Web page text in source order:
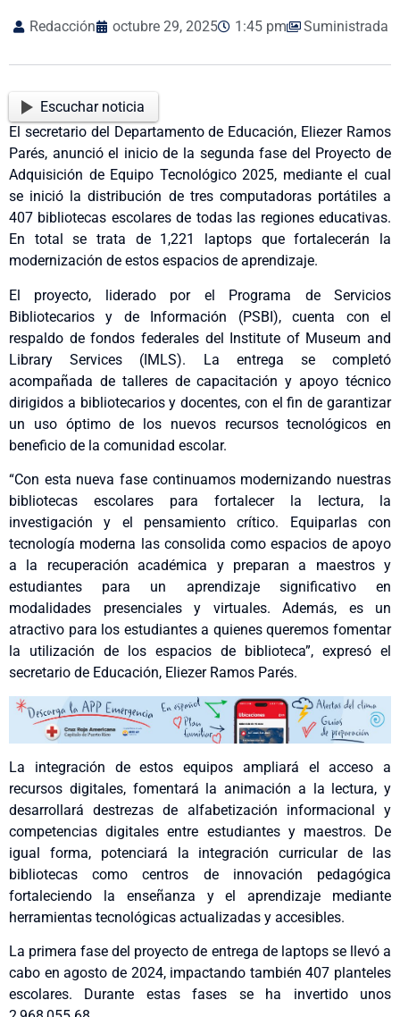
Redacción octubre 29, 2025 1:45 pm Suministrada
Escuchar noticia
El secretario del Departamento de Educación, Eliezer Ramos
Parés, anunció el inicio de la segunda fase del Proyecto de
Adquisición de Equipo Tecnológico 2025, mediante el cual
se inició la distribución de tres computadoras portátiles a
407 bibliotecas escolares de todas las regiones educativas.
En total se trata de 1,221 laptops que fortalecerán la
modernización de estos espacios de aprendizaje.
El proyecto, liderado por el Programa de Servicios
Bibliotecarios y de Información (PSBI), cuenta con el
respaldo de fondos federales del Institute of Museum and
Library Services (IMLS). La entrega se completó
acompañada de talleres de capacitación y apoyo técnico
dirigidos a bibliotecarios y docentes, con el fin de garantizar
un uso óptimo de los nuevos recursos tecnológicos en
beneficio de la comunidad escolar.
“Con esta nueva fase continuamos modernizando nuestras
bibliotecas escolares para fortalecer la lectura, la
investigación y el pensamiento crítico. Equiparlas con
tecnología moderna las consolida como espacios de apoyo
a la recuperación académica y preparan a maestros y
estudiantes para un aprendizaje significativo en
modalidades presenciales y virtuales. Además, es un
atractivo para los estudiantes a quienes queremos fomentar
la utilización de los espacios de biblioteca”, expresó el
secretario de Educación, Eliezer Ramos Parés.
La integración de estos equipos ampliará el acceso a
recursos digitales, fomentará la animación a la lectura, y
desarrollará destrezas de alfabetización informacional y
competencias digitales entre estudiantes y maestros. De
igual forma, potenciará la integración curricular de las
bibliotecas como centros de innovación pedagógica
fortaleciendo la enseñanza y el aprendizaje mediante
herramientas tecnológicas actualizadas y accesibles.
La primera fase del proyecto de entrega de laptops se llevó a
cabo en agosto de 2024, impactando también 407 planteles
escolares. Durante estas fases se ha invertido unos